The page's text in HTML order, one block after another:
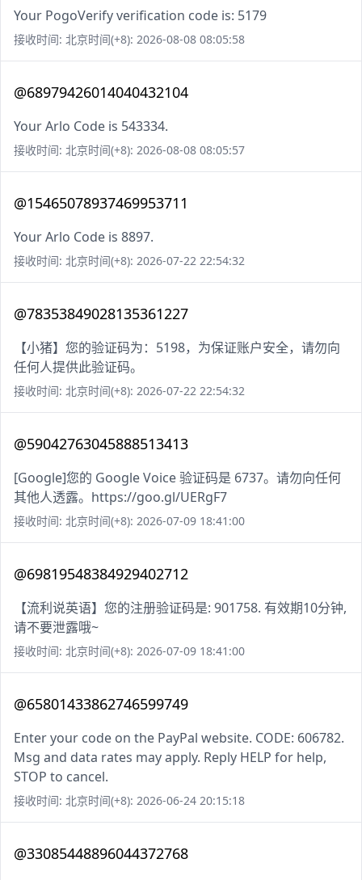
Your PogoVerify verification code is: 5179
接收时间: 北京时间(+8): 2026-08-08 08:05:58
@68979426014040432104
Your Arlo Code is 543334.
接收时间: 北京时间(+8): 2026-08-08 08:05:57
@15465078937469953711
Your Arlo Code is 8897.
接收时间: 北京时间(+8): 2026-07-22 22:54:32
@78353849028135361227
【小猪】您的验证码为：5198，为保证账户安全，请勿向
任何人提供此验证码。
接收时间: 北京时间(+8): 2026-07-22 22:54:32
@59042763045888513413
[Google]您的 Google Voice 验证码是 6737。请勿向任何
其他人透露。https://goo.gl/UERgF7
接收时间: 北京时间(+8): 2026-07-09 18:41:00
@69819548384929402712
【流利说英语】您的注册验证码是: 901758. 有效期10分钟,
请不要泄露哦~
接收时间: 北京时间(+8): 2026-07-09 18:41:00
@65801433862746599749
Enter your code on the PayPal website. CODE: 606782.
Msg and data rates may apply. Reply HELP for help,
STOP to cancel.
接收时间: 北京时间(+8): 2026-06-24 20:15:18
@33085448896044372768